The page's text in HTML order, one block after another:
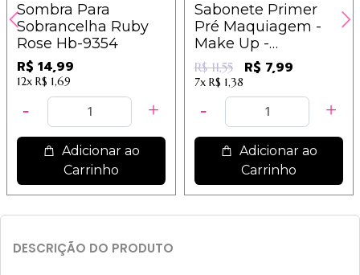
Sombra Para
Sobrancelha Ruby
Rose Hb-9354
R$ 14,99
12x R$ 1,69
Adicionar ao
Carrinho
Sabonete Primer
Pré Maquiagem -
Make Up -
Dermachem
R$ 11,55 R$ 7,99
7x R$ 1,38
Adicionar ao
Carrinho
DESCRIÇÃO DO PRODUTO